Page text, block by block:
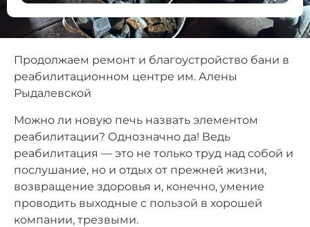
Продолжаем ремонт и благоустройство бани в
реабилитационном центре им. Алены
Рыдалевской
Можно ли новую печь назвать элементом
реабилитации? Однозначно да! Ведь
реабилитация — это не только труд над собой и
послушание, но и отдых от прежней жизни,
возвращение здоровья и, конечно, умение
проводить выходные с пользой в хорошей
компании, трезвыми.